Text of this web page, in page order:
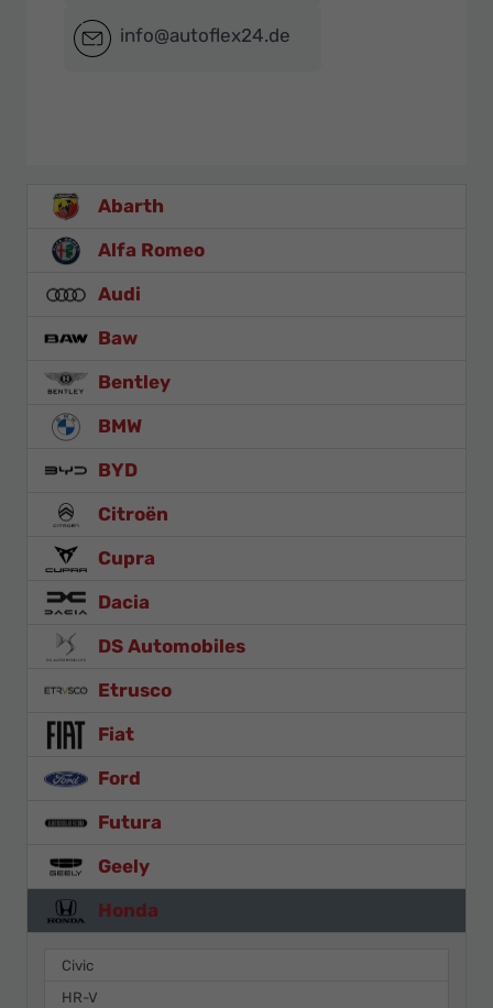
info@autoflex24.de
Abarth
Alfa Romeo
Audi
Baw
Bentley
BMW
BYD
Citroën
Cupra
Dacia
DS Automobiles
Etrusco
Fiat
Ford
Futura
Geely
Honda
Civic
HR-V